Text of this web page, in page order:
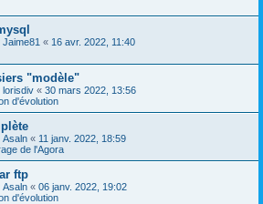
Jaime81 « 16 avr. 2022, 11:40
"modèle"
lorisdiv « 30 mars 2022, 13:56
d'évolution
Asaln « 11 janv. 2022, 18:59
de l'Agora
ftp
Asaln « 06 janv. 2022, 19:02
d'évolution